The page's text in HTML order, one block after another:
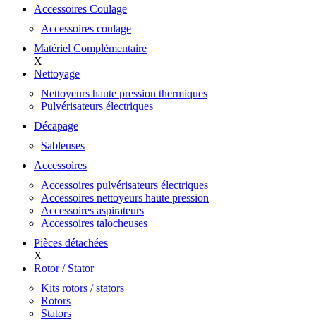
Accessoires Coulage
Accessoires coulage
Matériel Complémentaire
X
Nettoyage
Nettoyeurs haute pression thermiques
Pulvérisateurs électriques
Décapage
Sableuses
Accessoires
Accessoires pulvérisateurs électriques
Accessoires nettoyeurs haute pression
Accessoires aspirateurs
Accessoires talocheuses
Pièces détachées
X
Rotor / Stator
Kits rotors / stators
Rotors
Stators